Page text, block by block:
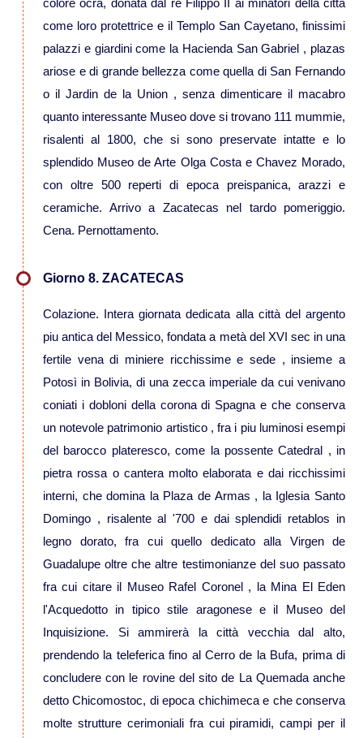
Viaggi in Australia
Viaggi in Nuova Caledonia
Viaggi in Polinesia
Sud America
Viaggi in Aruba
Viaggi in Argentina e Patagonia
Viaggi in Bolivia
Viaggi in Brasile
Viaggi in Cile
Viaggi in Colombia
Viaggi in Ecuador Galapagos
Viaggi in Peru'
colore ocra, donata dal re Filippo II ai minatori della città
come loro protettrice e il Templo San Cayetano, finissimi
palazzi e giardini come la Hacienda San Gabriel , plazas
ariose e di grande bellezza come quella di San Fernando
o il Jardin de la Union , senza dimenticare il macabro
quanto interessante Museo dove si trovano 111 mummie,
risalenti al 1800, che si sono preservate intatte e lo
splendido Museo de Arte Olga Costa e Chavez Morado,
con oltre 500 reperti di epoca preispanica, arazzi e
ceramiche. Arrivo a Zacatecas nel tardo pomeriggio.
Cena. Pernottamento.
Giorno 8. ZACATECAS
Colazione. Intera giornata dedicata alla città del argento
piu antica del Messico, fondata a metà del XVI sec in una
fertile vena di miniere ricchissime e sede , insieme a
Potosì in Bolivia, di una zecca imperiale da cui venivano
coniati i dobloni della corona di Spagna e che conserva
un notevole patrimonio artistico , fra i piu luminosi esempi
del barocco plateresco, come la possente Catedral , in
pietra rossa o cantera molto elaborata e dai ricchissimi
interni, che domina la Plaza de Armas , la Iglesia Santo
Domingo , risalente al '700 e dai splendidi retablos in
legno dorato, fra cui quello dedicato alla Virgen de
Guadalupe oltre che altre testimonianze del suo passato
fra cui citare il Museo Rafel Coronel , la Mina El Eden
l'Acquedotto in tipico stile aragonese e il Museo del
Inquisizione. Si ammirerà la città vecchia dal alto,
prendendo la teleferica fino al Cerro de la Bufa, prima di
concludere con le rovine del sito de La Quemada anche
detto Chicomostoc, di epoca chichimeca e che conserva
molte strutture cerimoniali fra cui piramidi, campi per il